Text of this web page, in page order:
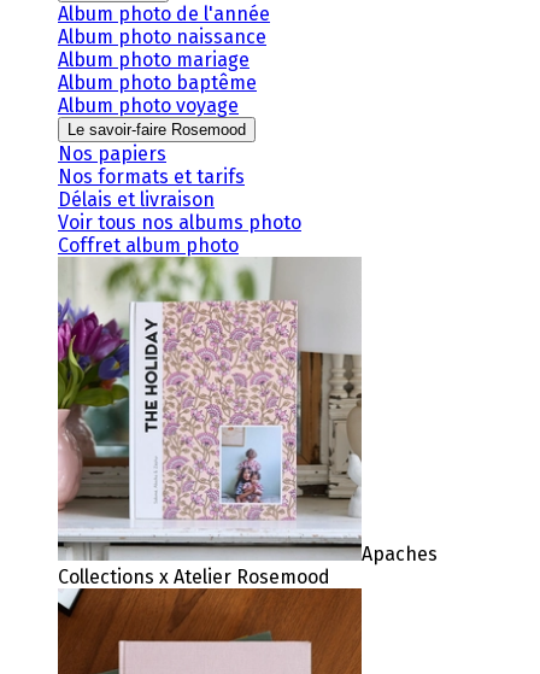
Album photo de l'année
Album photo naissance
Album photo mariage
Album photo baptême
Album photo voyage
Le savoir-faire Rosemood
Nos papiers
Nos formats et tarifs
Délais et livraison
Voir tous nos albums photo
Coffret album photo
Apaches
Collections x Atelier Rosemood